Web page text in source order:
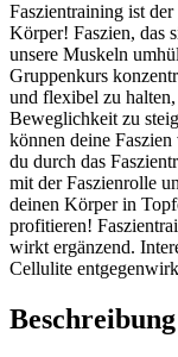
Faszientraining ist
Körper! Faszien, das
unsere Muskeln
Gruppenkurs
und flexibel zu
Beweglichkeit zu
können deine
du durch das
mit der Faszienrolle
deinen Körper in
profitieren!
wirkt ergänzend.
Cellulite
Beschreibung